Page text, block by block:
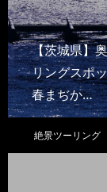
【茨城県】
リングスポ
春まぢか…
絶景ツーリング